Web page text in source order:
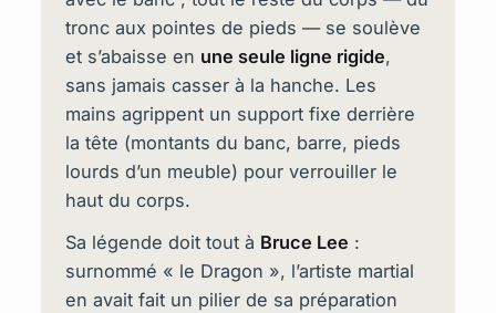
tronc aux pointes de pieds — se soulève
et s’abaisse en une seule ligne rigide,
sans jamais casser à la hanche. Les
mains agrippent un support fixe derrière
la tête (montants du banc, barre, pieds
lourds d’un meuble) pour verrouiller le
haut du corps.
Sa légende doit tout à Bruce Lee :
surnommé « le Dragon », l’artiste martial
en avait fait un pilier de sa préparation